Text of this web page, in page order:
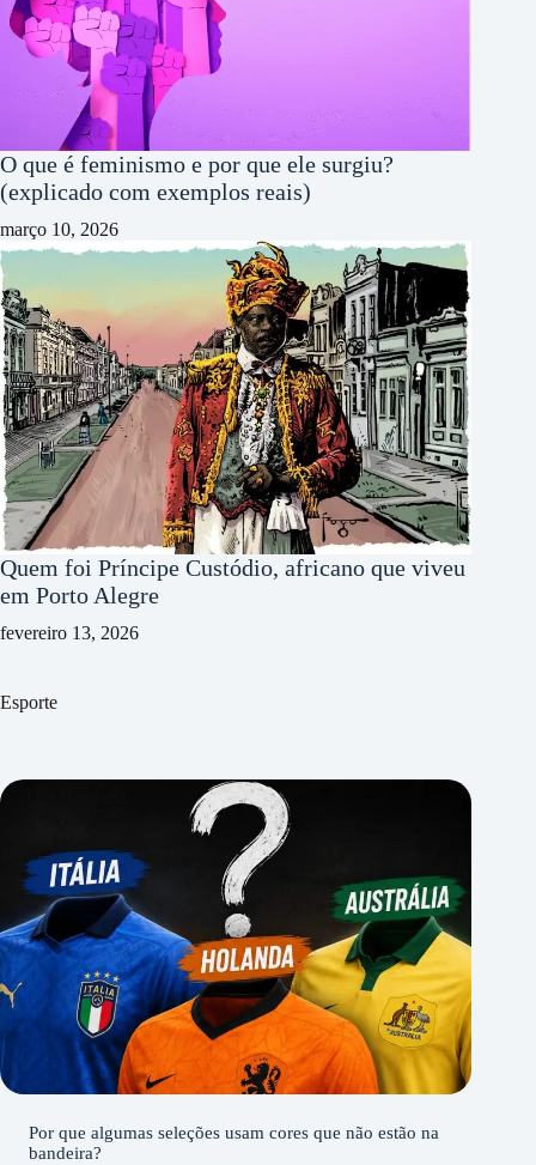
O que é feminismo e por que ele surgiu?
(explicado com exemplos reais)
março 10, 2026
Quem foi Príncipe Custódio, africano que viveu
em Porto Alegre
fevereiro 13, 2026
Esporte
Por que algumas seleções usam cores que não estão na
bandeira?